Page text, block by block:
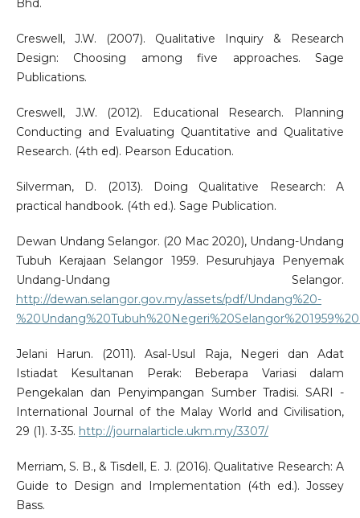
Bhd.
Creswell, J.W. (2007). Qualitative Inquiry & Research
Design: Choosing among five approaches. Sage
Publications.
Creswell, J.W. (2012). Educational Research. Planning
Conducting and Evaluating Quantitative and Qualitative
Research. (4th ed). Pearson Education.
Silverman, D. (2013). Doing Qualitative Research: A
practical handbook. (4th ed.). Sage Publication.
Dewan Undang Selangor. (20 Mac 2020), Undang-Undang
Tubuh Kerajaan Selangor 1959. Pesuruhjaya Penyemak
Undang-Undang Selangor.
http://dewan.selangor.gov.my/assets/pdf/Undang%20-
Jelani Harun. (2011). Asal-Usul Raja, Negeri dan Adat
Istiadat Kesultanan Perak: Beberapa Variasi dalam
Pengekalan dan Penyimpangan Sumber Tradisi. SARI -
International Journal of the Malay World and Civilisation,
29 (1). 3-35. http://journalarticle.ukm.my/3307/
Merriam, S. B., & Tisdell, E. J. (2016). Qualitative Research: A
Guide to Design and Implementation (4th ed.). Jossey
Bass.